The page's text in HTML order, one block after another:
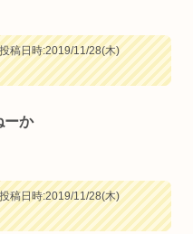
稿日時:2019/11/28(木)
ーか
稿日時:2019/11/28(木)